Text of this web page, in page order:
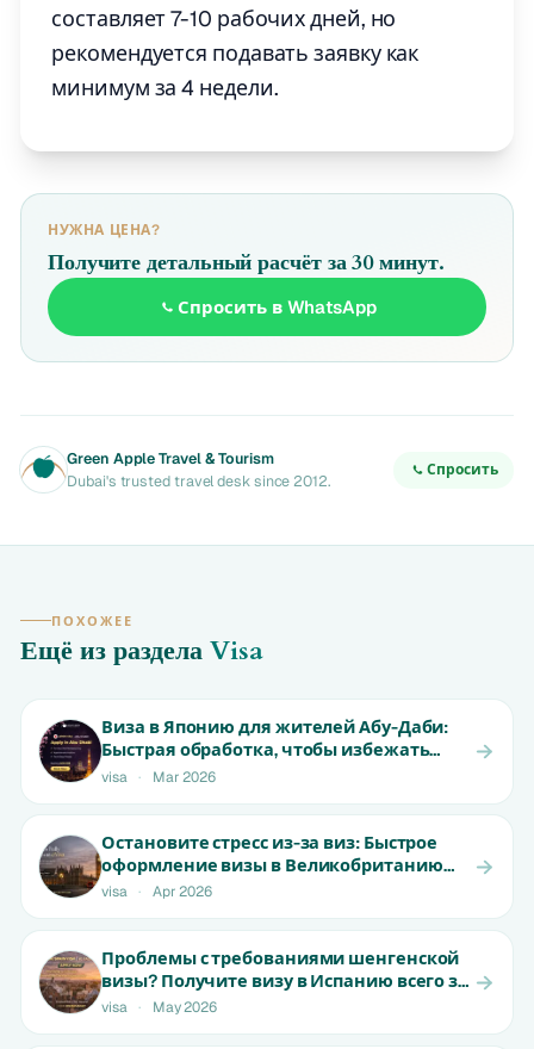
составляет 7-10 рабочих дней, но
рекомендуется подавать заявку как
минимум за 4 недели.
НУЖНА ЦЕНА?
Получите детальный расчёт за 30 минут.
Спросить в WhatsApp
Green Apple Travel & Tourism
Dubai's trusted travel desk since 2012.
Спросить
ПОХОЖЕЕ
Ещё из раздела Visa
Виза в Японию для жителей Абу-Даби:
Быстрая обработка, чтобы избежать
отказа | Начинается от 699 AED
visa · Mar 2026
Остановите стресс из-за виз: Быстрое
оформление визы в Великобританию
для жителей ОАЭ | От 1800 AED
visa · Apr 2026
Проблемы с требованиями шенгенской
визы? Получите визу в Испанию всего за
15 дней для жителей ОАЭ! |
visa · May 2026